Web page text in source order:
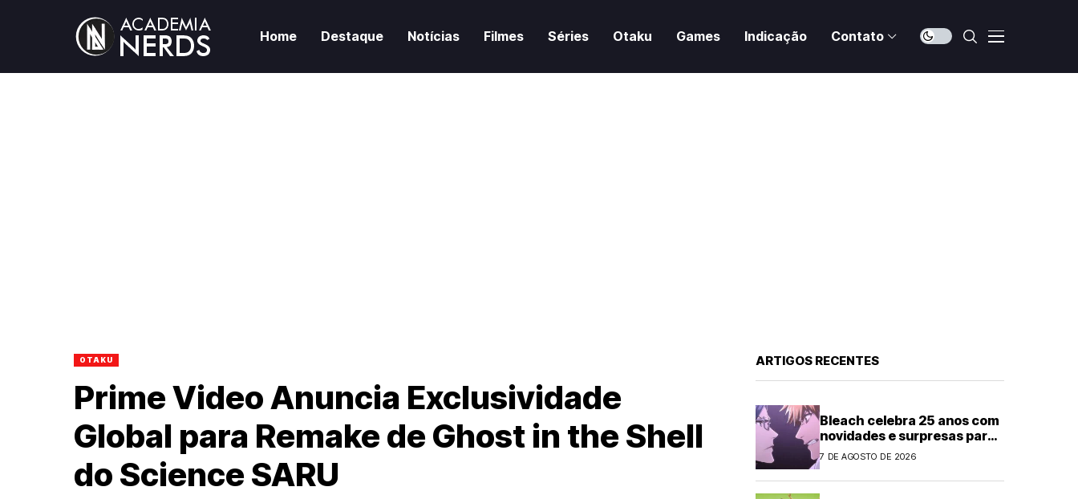
Home Destaque Notícias Filmes Séries Otaku Games Indicação Contato
OTAKU
Prime Video Anuncia Exclusividade
Global para Remake de Ghost in the Shell
do Science SARU
ARTIGOS RECENTES
Bleach celebra 25 anos com
novidades e surpresas para
fãs
7 DE AGOSTO DE 2026